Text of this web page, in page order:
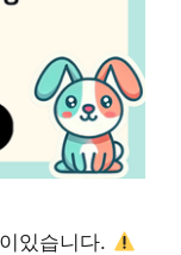
있습니다.